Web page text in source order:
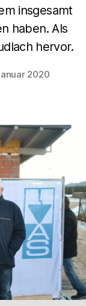
insgesamt
haben. Als
hervor.
2020